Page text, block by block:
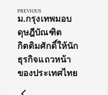
navigation
PREVIOUS
Previous
Post:
ม.กรุงเทพมอบ
ดุษฎีบัณฑิต
กิตติมศักดิ์ให้นัก
ธุรกิจแถวหน้า
ของประเทศไทย